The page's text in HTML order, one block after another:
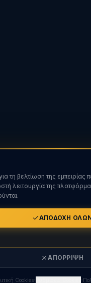
τη βελτίωση της εμπειρίας
λειτουργία της
ΑΠΟΔΟΧΉ
ΑΠΌΡΡΙΨΗ
Cookies· ·